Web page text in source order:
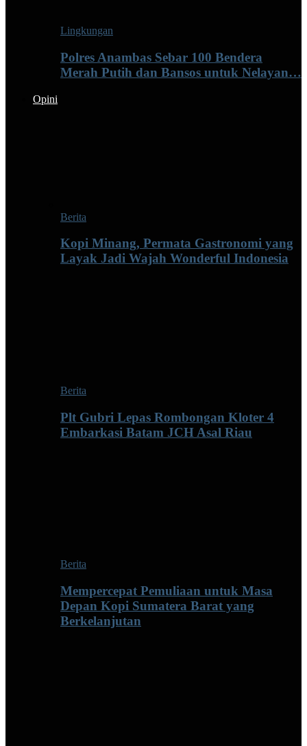
Lingkungan
Polres Anambas Sebar 100 Bendera
Merah Putih dan Bansos untuk Nelayan…
Opini
Berita
Kopi Minang, Permata Gastronomi yang
Layak Jadi Wajah Wonderful Indonesia
Berita
Plt Gubri Lepas Rombongan Kloter 4
Embarkasi Batam JCH Asal Riau
Berita
Mempercepat Pemuliaan untuk Masa
Depan Kopi Sumatera Barat yang
Berkelanjutan